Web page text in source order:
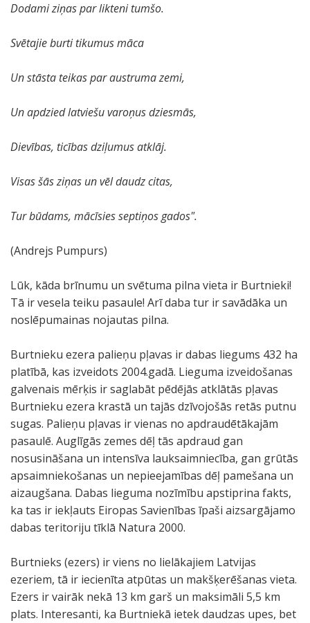
Dodami ziņas par likteni tumšo.
Svētajie burti tikumus māca
Un stāsta teikas par austruma zemi,
Un apdzied latviešu varoņus dziesmās,
Dievības, ticības dziļumus atklāj.
Visas šās ziņas un vēl daudz citas,
Tur būdams, mācīsies septiņos gados".
(Andrejs Pumpurs)
Lūk, kāda brīnumu un svētuma pilna vieta ir Burtnieki!
Tā ir vesela teiku pasaule! Arī daba tur ir savādāka un
noslēpumainas nojautas pilna.
Burtnieku ezera palieņu pļavas ir dabas liegums 432 ha
platībā, kas izveidots 2004.gadā. Lieguma izveidošanas
galvenais mērķis ir saglabāt pēdējās atklātās pļavas
Burtnieku ezera krastā un tajās dzīvojošās retās putnu
sugas. Palieņu pļavas ir vienas no apdraudētākajām
pasaulē. Auglīgās zemes dēļ tās apdraud gan
nosusināšana un intensīva lauksaimniecība, gan grūtās
apsaimniekošanas un nepieejamības dēļ pamešana un
aizaugšana. Dabas lieguma nozīmību apstiprina fakts,
ka tas ir iekļauts Eiropas Savienības īpaši aizsargājamo
dabas teritoriju tīklā Natura 2000.
Burtnieks (ezers) ir viens no lielākajiem Latvijas
ezeriem, tā ir iecienīta atpūtas un makšķerēšanas vieta.
Ezers ir vairāk nekā 13 km garš un maksimāli 5,5 km
plats. Interesanti, ka Burtniekā ietek daudzas upes, bet